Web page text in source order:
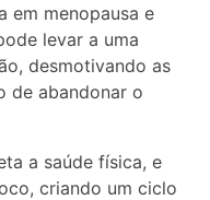
em menopausa e
levar a uma
desmotivando as
de abandonar o
a saúde física, e
criando um ciclo